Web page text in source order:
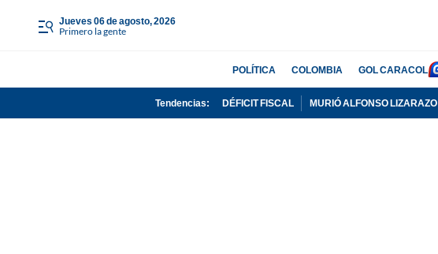
jueves 06 de agosto, 2026
Primero la gente
POLÍTICA COLOMBIA GOL CARACOL
Tendencias: DÉFICIT FISCAL MURIÓ ALFONSO LIZARAZO